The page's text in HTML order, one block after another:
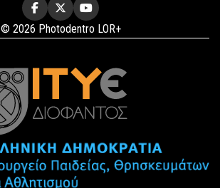
© 2026 Photodentro LOR+